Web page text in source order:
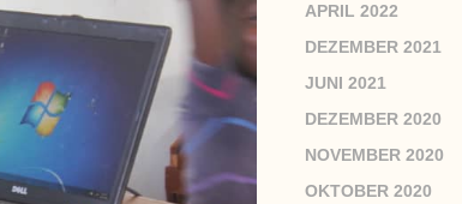
APRIL 2022
DEZEMBER 2021
JUNI 2021
DEZEMBER 2020
NOVEMBER 2020
OKTOBER 2020